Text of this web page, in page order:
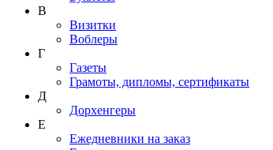
В
Визитки
Воблеры
Г
Газеты
Грамоты, дипломы, сертификаты
Д
Дорхенгеры
Е
Ежедневники на заказ